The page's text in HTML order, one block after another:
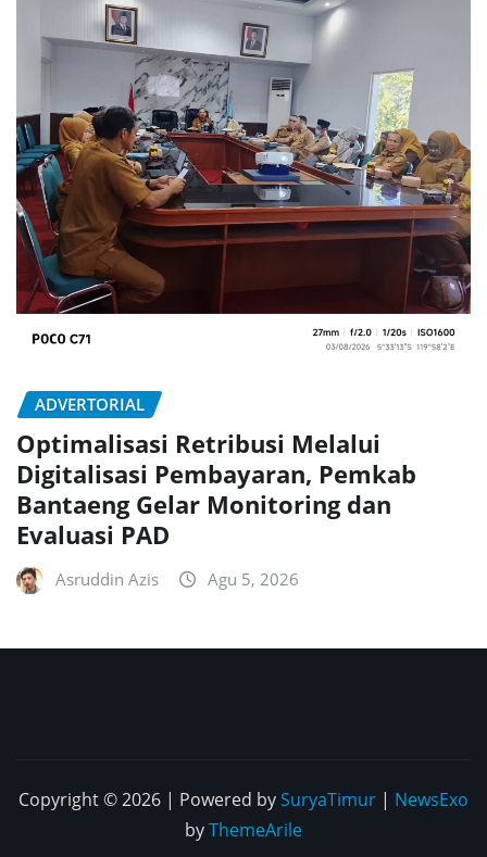
ADVERTORIAL
Optimalisasi Retribusi Melalui
Digitalisasi Pembayaran, Pemkab
Bantaeng Gelar Monitoring dan
Evaluasi PAD
Asruddin Azis Agu 5, 2026
Copyright © 2026 | Powered bySuryaTimur | NewsExo
byThemeArile